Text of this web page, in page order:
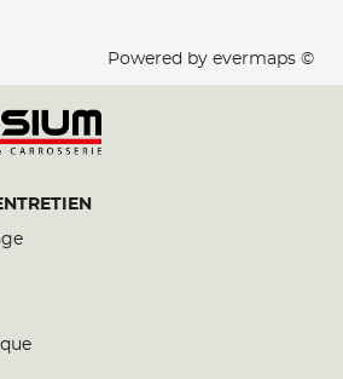
Powered by evermaps ©